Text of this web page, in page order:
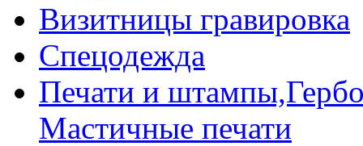
Визитницы гравировка
Спецодежда
Печати и
Мастичные печати